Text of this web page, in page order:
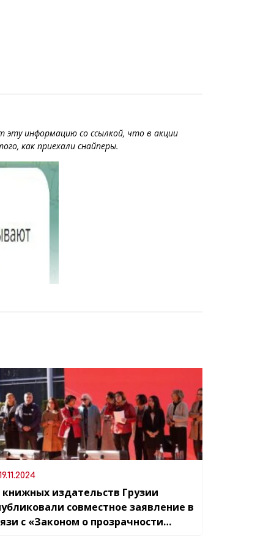
информацию со ссылкой, что в акции
как приехали снайперы.
книжных издательств Грузии
совместное заявление в
с «Законом о прозрачности